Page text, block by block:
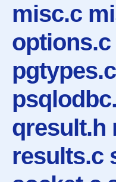
misc.c
options.c
qresult.h
results.c